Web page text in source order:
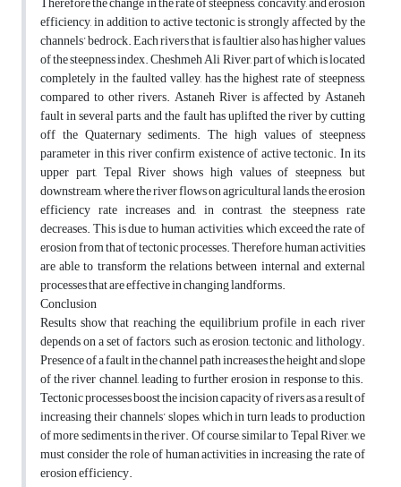
efficiency, in addition to active tectonic, is strongly affected by the
channels’ bedrock. Each rivers that is faultier also has higher values
of the steepness index. Cheshmeh Ali River, part of which is located
completely in the faulted valley, has the highest rate of steepness,
compared to other rivers. Astaneh River is affected by Astaneh
fault in several parts, and the fault has uplifted the river by cutting
off the Quaternary sediments. The high values of steepness
parameter in this river confirm existence of active tectonic. In its
upper part, Tepal River shows high values of steepness, but
downstream, where the river flows on agricultural lands, the erosion
efficiency rate increases and, in contrast, the steepness rate
decreases. This is due to human activities, which exceed the rate of
erosion from that of tectonic processes. Therefore, human activities
are able to transform the relations between internal and external
processes that are effective in changing landforms.
Conclusion
Results show that reaching the equilibrium profile in each river
depends on a set of factors, such as erosion, tectonic, and lithology.
Presence of a fault in the channel path increases the height and slope
of the river channel, leading to further erosion in response to this.
Tectonic processes boost the incision capacity of rivers as a result of
increasing their channels’ slopes, which in turn leads to production
of more sediments in the river. Of course, similar to Tepal River, we
must consider the role of human activities in increasing the rate of
erosion efficiency.